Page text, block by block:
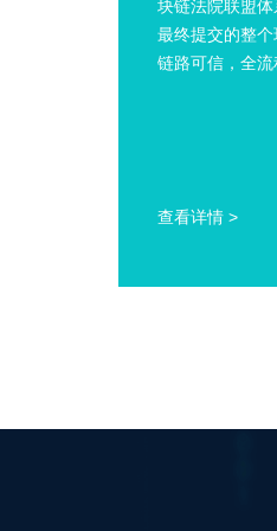
块链法院联盟
最终提交的整
链路可信，全
查看详情 >